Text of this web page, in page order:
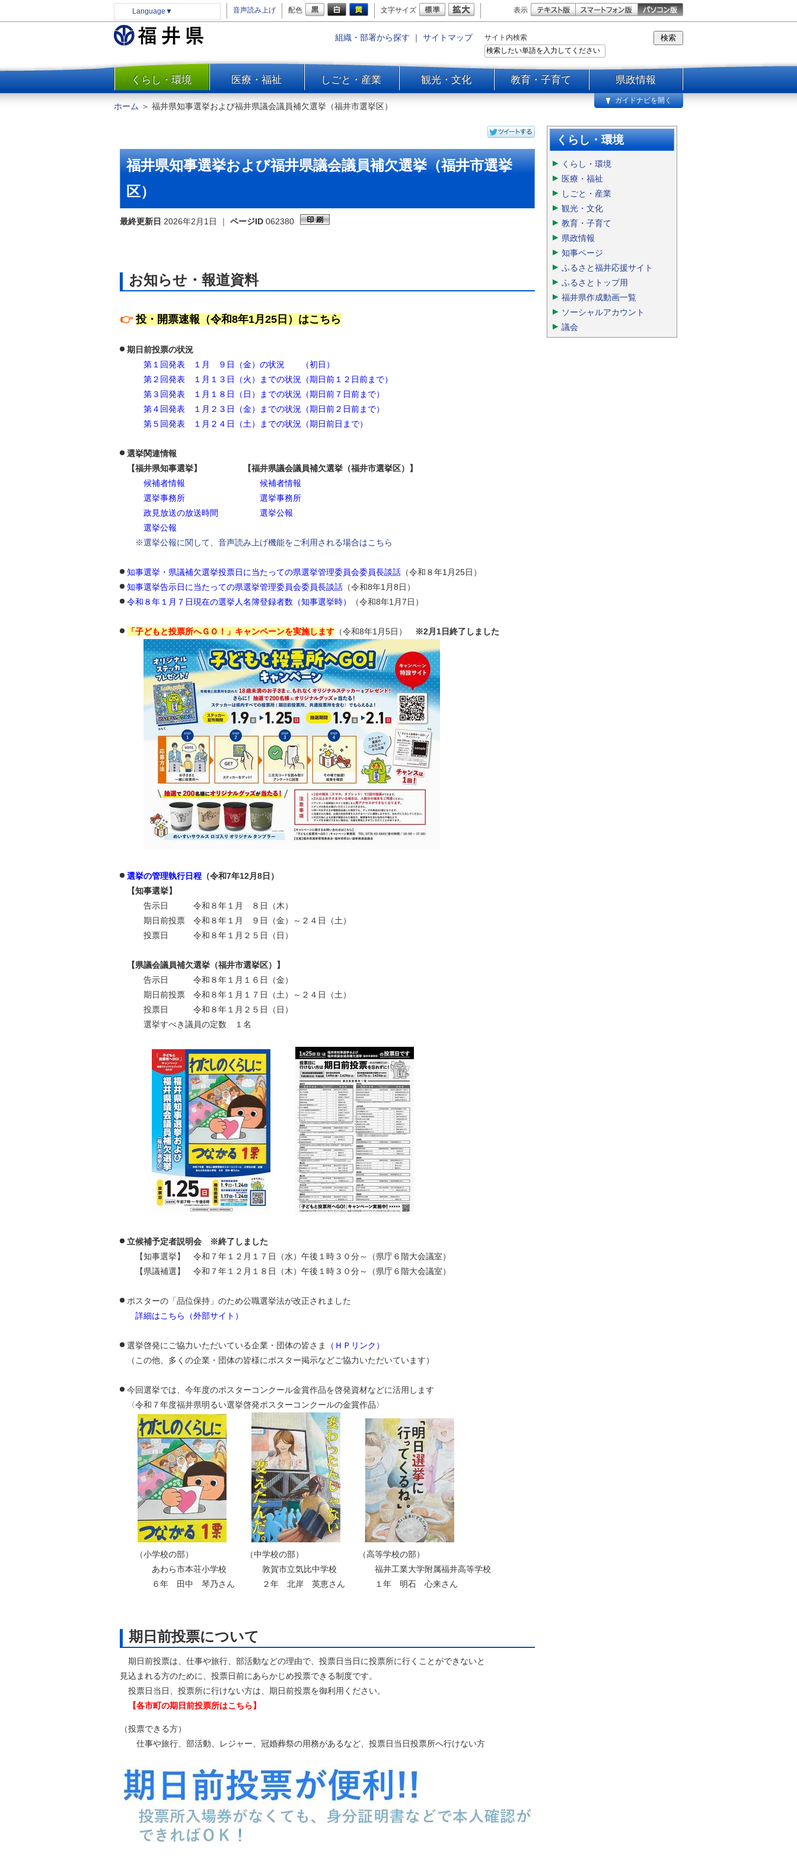
Language ▼ 音声読み上げ 配色 文字サイズ 表示
組織・部署から探す ｜ サイトマップ サイト内検索
一覧
くらし・環境 医療・福祉 しごと・産業 観光・文化 教育・子育て 県政情報
防災
水道・エネルギー
住まい・土地
環境問題・廃棄物対策・リサ
イクル
まちづくり
自然
ホーム ＞ 福井県知事選挙および福井県議会議員補欠選挙（福井市選挙区）
ガイドナビを開く
福井県知事選挙および福井県議会議員補欠選挙（福井市選挙
区）
最終更新日 2026年2月1日 ｜ ページID 062380
お知らせ・報道資料
👉投・開票速報（令和8年1月25日）はこちら
期日前投票の状況
第１回発表 １月 ９日（金）の状況 （初日）
第２回発表 １月１３日（火）までの状況（期日前１２日前まで）
第３回発表 １月１８日（日）までの状況（期日前７日前まで）
第４回発表 １月２３日（金）までの状況（期日前２日前まで）
第５回発表 １月２４日（土）までの状況（期日前日まで）
選挙関連情報
【福井県知事選挙】 【福井県議会議員補欠選挙（福井市選挙区）】
候補者情報
候補者情報
選挙事務所
選挙事務所
政見放送の放送時間
選挙公報
選挙公報
※選挙公報に関して、音声読み上げ機能をご利用される場合はこちら
知事選挙・県議補欠選挙投票日に当たっての県選挙管理委員会委員長談話 （令和８年1月25日）
知事選挙告示日に当たっての県選挙管理委員会委員長談話 （令和8年1月8日）
令和８年１月７日現在の選挙人名簿登録者数（知事選挙時）
（令和8年1月7日）
「子どもと投票所へＧＯ！」キャンペーンを実施します （令和8年1月5日） ※2月1日終了しました
選挙の管理執行日程 （令和7年12月8日）
【知事選挙】
告示日 令和８年１月 ８日（木）
期日前投票 令和８年１月 ９日（金）～２４日（土）
投票日 令和８年１月２５日（日）
【県議会議員補欠選挙（福井市選挙区）】
告示日 令和８年１月１６日（金）
期日前投票 令和８年１月１７日（土）～２４日（土）
投票日 令和８年１月２５日（日）
選挙すべき議員の定数 １名
立候補予定者説明会 ※終了しました
【知事選挙】 令和７年１２月１７日（水）午後１時３０分～（県庁６階大会議室）
【県議補選】 令和７年１２月１８日（木）午後１時３０分～（県庁６階大会議室）
ポスターの「品位保持」のため公職選挙法が改正されました
詳細はこちら（外部サイト）
選挙啓発にご協力いただいている企業・団体の皆さま
（ＨＰリンク）
（この他、多くの企業・団体の皆様にポスター掲示などご協力いただいています）
今回選挙では、今年度のポスターコンクール金賞作品を啓発資材などに活用します
〈令和７年度福井県明るい選挙啓発ポスターコンクールの金賞作品〉
（小学校の部） （中学校の部） （高等学校の部）
あわら市本荘小学校 敦賀市立気比中学校 福井工業大学附属福井高等学校
６年 田中 琴乃さん ２年 北岸 英恵さん １年 明石 心来さん
期日前投票について
期日前投票は、仕事や旅行、部活動などの理由で、投票日当日に投票所に行くことができないと
見込まれる方のために、投票日前にあらかじめ投票できる制度です。
投票日当日、投票所に行けない方は、期日前投票を御利用ください。
【各市町の期日前投票所はこちら】
（投票できる方）
仕事や旅行、部活動、レジャー、冠婚葬祭の用務があるなど、投票日当日投票所へ行けない方
くらし・環境
くらし・環境
医療・福祉
しごと・産業
観光・文化
教育・子育て
県政情報
知事ページ
ふるさと福井応援サイト
ふるさとトップ用
福井県作成動画一覧
ソーシャルアカウント
議会